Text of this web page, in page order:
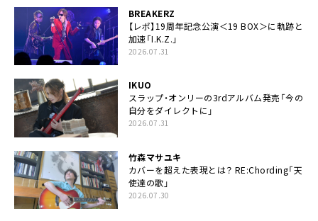
BREAKERZ
【レポ】19周年記念公演＜19 BOX＞に軌跡と
加速「I.K.Z.」
2026.07.31
IKUO
スラップ・オンリーの3rdアルバム発売「今の
自分をダイレクトに」
2026.07.31
竹森マサユキ
カバーを超えた表現とは？ RE:Chording「天
使達の歌」
2026.07.30